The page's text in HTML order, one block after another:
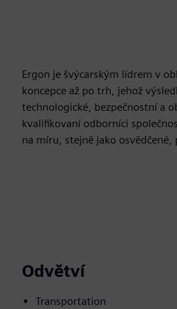
Ergon je švýcarským lídrem v
koncepce až po trh, jehož
technologické, bezpečnostní a
kvalifikovaní odborníci
na míru, stejně jako
Odvětví
Transportation